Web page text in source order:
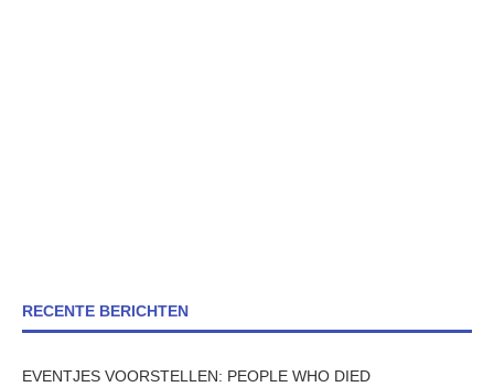
RECENTE BERICHTEN
EVENTJES VOORSTELLEN: PEOPLE WHO DIED